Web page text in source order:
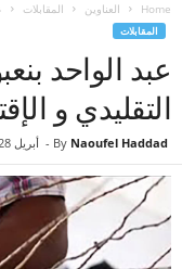
Home العناوين المقابلات
المقابلات
عبد الواحد
التقليدي و
By Naoufel Haddad
- أبريل 28, 2022